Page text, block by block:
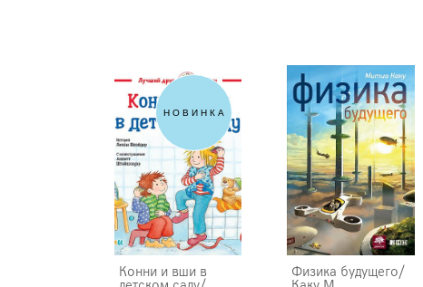
НОВИНКА
Конни и вши в Физика будущего/